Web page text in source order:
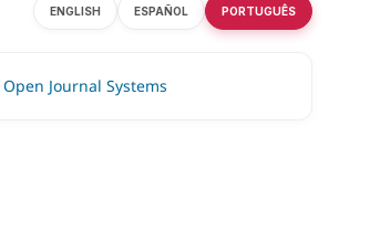
ENGLISH ESPAÑOL PORTUGUÊS
Open Journal Systems